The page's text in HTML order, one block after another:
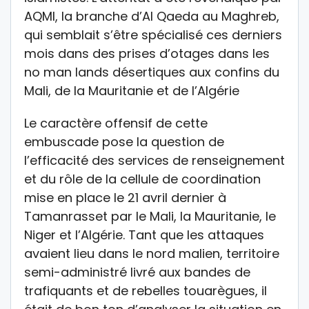
AQMI, la branche d’Al Qaeda au Maghreb,
qui semblait s’être spécialisé ces derniers
mois dans des prises d’otages dans les
no man lands désertiques aux confins du
Mali, de la Mauritanie et de l’Algérie
Le caractère offensif de cette
embuscade pose la question de
l’efficacité des services de renseignement
et du rôle de la cellule de coordination
mise en place le 21 avril dernier à
Tamanrasset par le Mali, la Mauritanie, le
Niger et l’Algérie. Tant que les attaques
avaient lieu dans le nord malien, territoire
semi-administré livré aux bandes de
trafiquants et de rebelles touarègues, il